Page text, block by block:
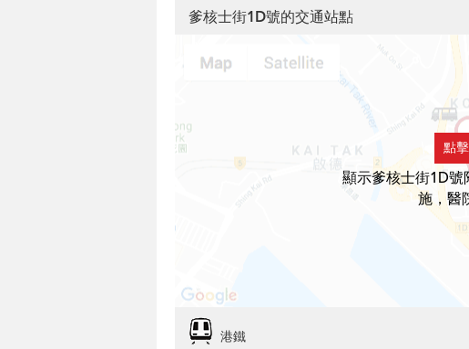
爹核士街1D號的交通站點
點
顯示爹核士街1D
施，醫
港鐵